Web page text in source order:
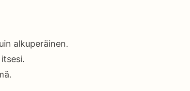
alkuperäinen.